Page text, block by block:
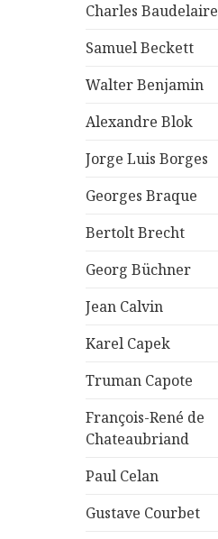
Charles Baudelaire
Samuel Beckett
Walter Benjamin
Alexandre Blok
Jorge Luis Borges
Georges Braque
Bertolt Brecht
Georg Büchner
Jean Calvin
Karel Capek
Truman Capote
François-René de
Chateaubriand
Paul Celan
Gustave Courbet